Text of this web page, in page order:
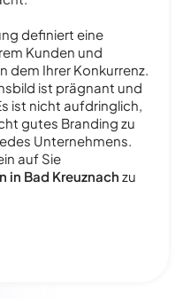
definiert eine
Kunden und
Ihrer Konkurrenz.
ist prägnant und
ist nicht aufdringlich,
gutes Branding zu
Unternehmens.
auf Sie
in Bad Kreuznach zu